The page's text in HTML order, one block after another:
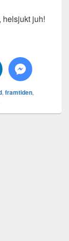
helsjukt juh!
, framtiden,